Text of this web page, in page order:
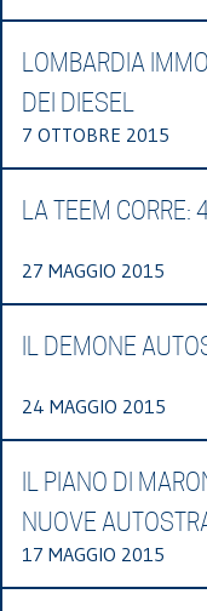
LOMBARDIA
DEI DIESEL
7 OTTOBRE 2015
LA TEEM CORRE:
27 MAGGIO 2015
IL DEMONE
24 MAGGIO 2015
IL PIANO DI
NUOVE
17 MAGGIO 2015